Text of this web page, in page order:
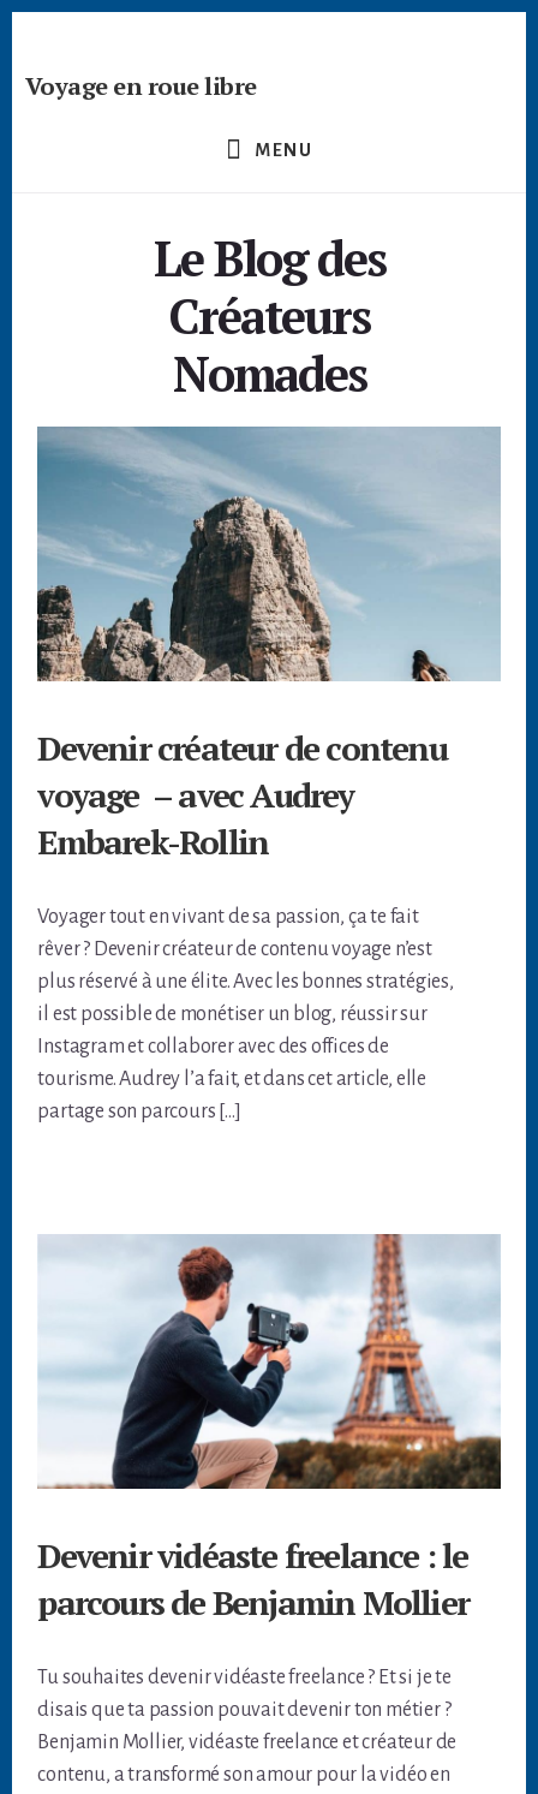
content
footer
Voyage en roue libre
MENU
Le Blog des
Créateurs
Nomades
Devenir créateur de contenu
voyage – avec Audrey
Embarek-Rollin
Voyager tout en vivant de sa passion, ça te fait
rêver ? Devenir créateur de contenu voyage n’est
plus réservé à une élite. Avec les bonnes stratégies,
il est possible de monétiser un blog, réussir sur
Instagram et collaborer avec des offices de
tourisme. Audrey l’a fait, et dans cet article, elle
partage son parcours […]
Devenir vidéaste freelance : le
parcours de Benjamin Mollier
Tu souhaites devenir vidéaste freelance ? Et si je te
disais que ta passion pouvait devenir ton métier ?
Benjamin Mollier, vidéaste freelance et créateur de
contenu, a transformé son amour pour la vidéo en